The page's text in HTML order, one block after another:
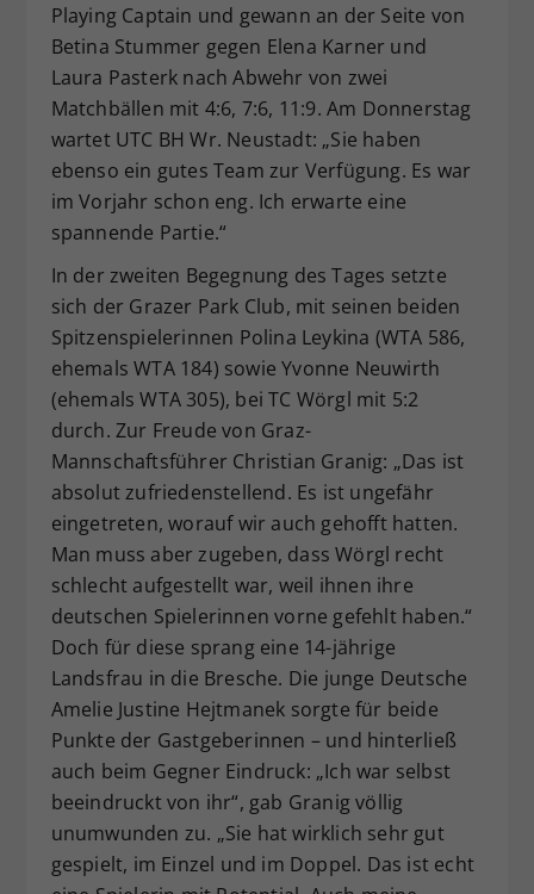
Playing Captain und gewann an der Seite von
Betina Stummer gegen Elena Karner und
Laura Pasterk nach Abwehr von zwei
Matchbällen mit 4:6, 7:6, 11:9. Am Donnerstag
wartet UTC BH Wr. Neustadt: „Sie haben
ebenso ein gutes Team zur Verfügung. Es war
im Vorjahr schon eng. Ich erwarte eine
spannende Partie.“
In der zweiten Begegnung des Tages setzte
sich der Grazer Park Club, mit seinen beiden
Spitzenspielerinnen Polina Leykina (WTA 586,
ehemals WTA 184) sowie Yvonne Neuwirth
(ehemals WTA 305), bei TC Wörgl mit 5:2
durch. Zur Freude von Graz-
Mannschaftsführer Christian Granig: „Das ist
absolut zufriedenstellend. Es ist ungefähr
eingetreten, worauf wir auch gehofft hatten.
Man muss aber zugeben, dass Wörgl recht
schlecht aufgestellt war, weil ihnen ihre
deutschen Spielerinnen vorne gefehlt haben.“
Doch für diese sprang eine 14-jährige
Landsfrau in die Bresche. Die junge Deutsche
Amelie Justine Hejtmanek sorgte für beide
Punkte der Gastgeberinnen – und hinterließ
auch beim Gegner Eindruck: „Ich war selbst
beeindruckt von ihr“, gab Granig völlig
unumwunden zu. „Sie hat wirklich sehr gut
gespielt, im Einzel und im Doppel. Das ist echt